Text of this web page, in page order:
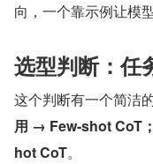
向，一个靠示例让模
选型判断：任
这个判断有一个简洁
用 → Few-shot CoT
hot CoT。